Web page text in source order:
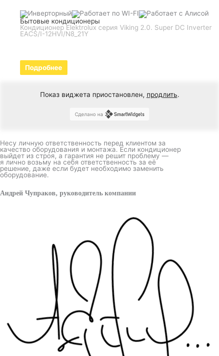
Бытовые кондиционеры
Кондиционер Elektrolux серия Viking 2.0. Super DC Inverter
EACS/I-12HVI/N8_21Y
Подробнее
Показ виджета приостановлен, продлить.
Сделано на
Несу личную ответственность перед клиентом за
качество оборудования и монтажа. Если кондиционер
выйдет из строя, а гарантия не решит проблему —
я лично возьму на себя ответственность за её
решение, даже если будет необходимо заменить
оборудование.
Андрей Чупраков, руководитель компании